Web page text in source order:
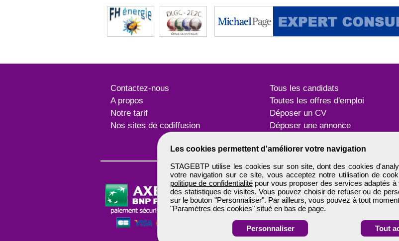
Les cookies permettent d'améliorer votre navigation
STAGEBTP utilise les cookies sur son site, dont des cookies
votre navigation sur ce site, vous acceptez notre utilisation de
politique de confidentialitépour vous proposer des services adaptés à
des statistiques de visites. Vous pouvez choisir de refuser ou de
sur le bouton "Personnaliser". Par ailleurs, vous pouvez à tout
"Paramètres des cookies" situé en bas de page.
Personnaliser Tout
Contactez-nous
A propos
Notre tarif
Nos sites de codiffusion
Tous les candidats
Toutes les offres d'emploi
Déposer un CV
Déposer une annonce